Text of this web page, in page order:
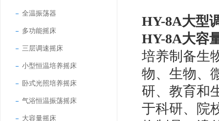
全温振荡器
多功能摇床
三层调速摇床
小型恒温培养摇床
卧式光照培养摇床
气浴恒温振荡摇床
大容量摇床
HY-8A大型
HY-8A大容
培养制备生
物、生物、
研、教育和
于科研、院